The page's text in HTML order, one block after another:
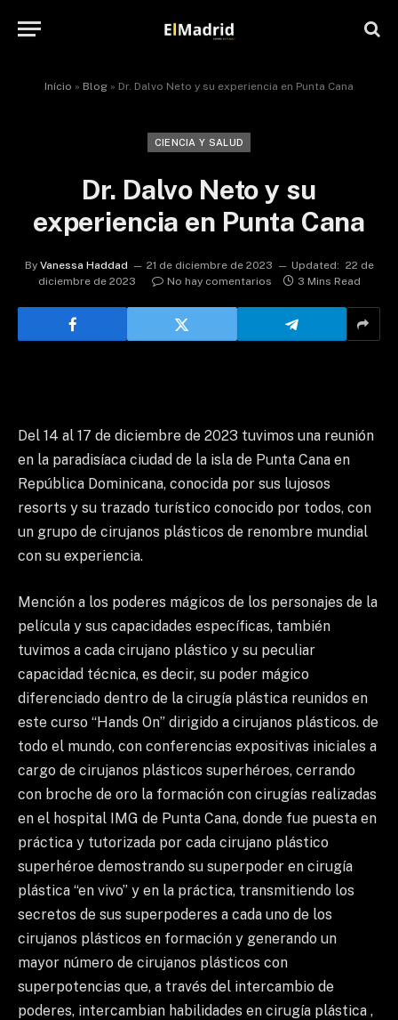
Início » Blog » Dr. Dalvo Neto y su experiencia en Punta Cana
CIENCIA Y SALUD
Dr. Dalvo Neto y su
experiencia en Punta Cana
By Vanessa Haddad 21 de diciembre de 2023 Updated: 22 de
diciembre de 2023
No hay comentarios 3 Mins Read
Del 14 al 17 de diciembre de 2023 tuvimos una reunión
en la paradisíaca ciudad de la isla de Punta Cana en
República Dominicana, conocida por sus lujosos
resorts y su trazado turístico conocido por todos, con
un grupo de cirujanos plásticos de renombre mundial
con su experiencia.
Mención a los poderes mágicos de los personajes de la
película y sus capacidades específicas, también
tuvimos a cada cirujano plástico y su peculiar
capacidad técnica, es decir, su poder mágico
diferenciado dentro de la cirugía plástica reunidos en
este curso “Hands On” dirigido a cirujanos plásticos. de
todo el mundo, con conferencias expositivas iniciales a
cargo de cirujanos plásticos superhéroes, cerrando
con broche de oro la formación con cirugías realizadas
en el hospital IMG de Punta Cana, donde fue puesta en
práctica y tutorizada por cada cirujano plástico
superhéroe demostrando su superpoder en cirugía
plástica “en vivo” y en la práctica, transmitiendo los
secretos de sus superpoderes a cada uno de los
cirujanos plásticos en formación y generando un
mayor número de cirujanos plásticos con
superpotencias que, a través del intercambio de
poderes, intercambian habilidades en cirugía plástica ,